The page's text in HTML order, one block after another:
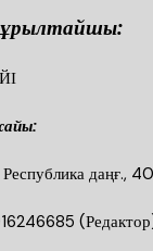
Республика